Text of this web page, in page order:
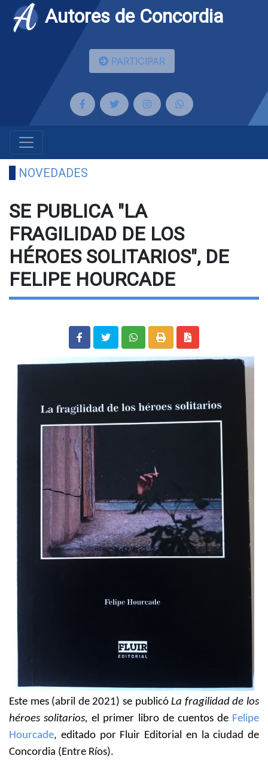
Autores de Concordia
PARTICIPAR
NOVEDADES
SE PUBLICA "LA
FRAGILIDAD DE LOS
HÉROES SOLITARIOS", DE
FELIPE HOURCADE
Este mes (abril de 2021) se publicóLa fragilidad de los
héroes solitarios,el primer libro de cuentos de Felipe
Hourcade, editado por Fluir Editorial en la ciudad de
Concordia (Entre Ríos).